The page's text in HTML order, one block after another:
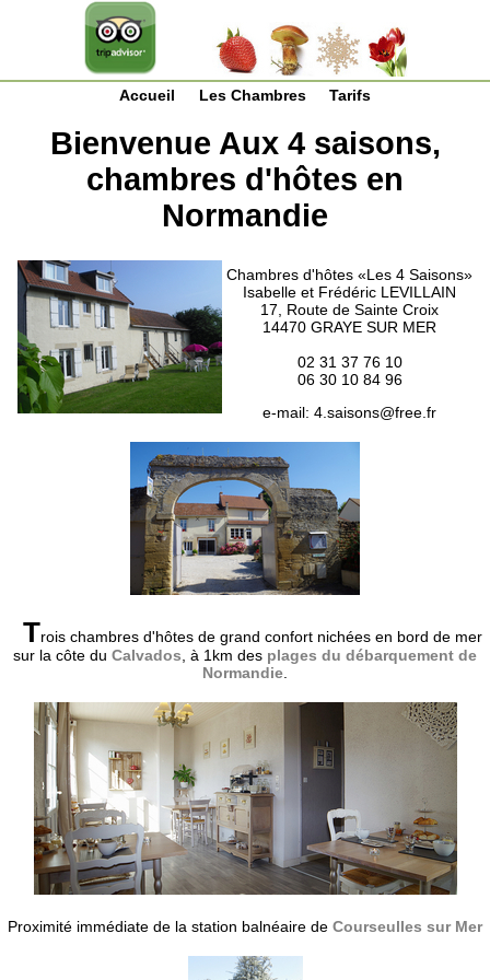
Accueil Les Chambres Tarifs
Bienvenue Aux 4 saisons,
chambres d'hôtes en
Normandie
Chambres d'hôtes «Les 4 Saisons»
Isabelle et Frédéric LEVILLAIN
17, Route de Sainte Croix
14470 GRAYE SUR MER
02 31 37 76 10
06 30 10 84 96
e-mail: 4.saisons@free.fr
Trois chambres d'hôtes de grand confort nichées en bord de mer
sur la côte du Calvados , à 1km des plages du débarquement de
Normandie
Proximité immédiate de la station balnéaire de Courseulles sur Mer